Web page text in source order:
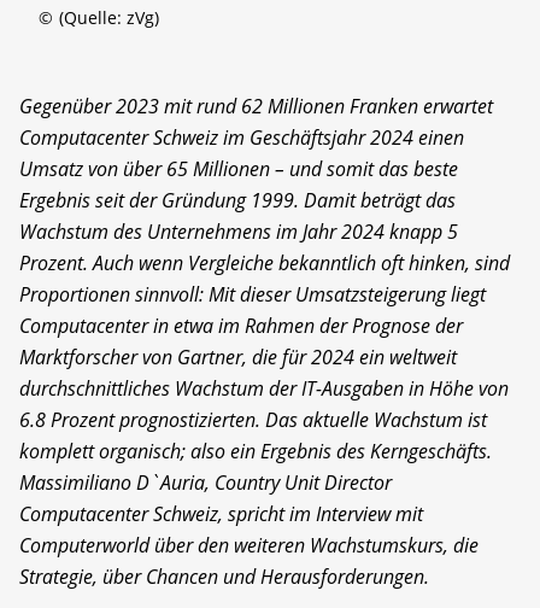
© (Quelle: zVg)
Gegenüber 2023 mit rund 62 Millionen Franken erwartet
Computacenter Schweiz im Geschäftsjahr 2024 einen
Umsatz von über 65 Millionen – und somit das beste
Ergebnis seit der Gründung 1999. Damit beträgt das
Wachstum des Unternehmens im Jahr 2024 knapp 5
Prozent. Auch wenn Vergleiche bekanntlich oft hinken, sind
Proportionen sinnvoll: Mit dieser Umsatzsteigerung liegt
Computacenter in etwa im Rahmen der Prognose der
Marktforscher von Gartner, die für 2024 ein weltweit
durchschnittliches Wachstum der IT-Ausgaben in Höhe von
6.8 Prozent prognostizierten. Das aktuelle Wachstum ist
komplett organisch; also ein Ergebnis des Kerngeschäfts.
Massimiliano D`Auria, Country Unit Director
Computacenter Schweiz, spricht im Interview mit
Computerworld über den weiteren Wachstumskurs, die
Strategie, über Chancen und Herausforderungen.